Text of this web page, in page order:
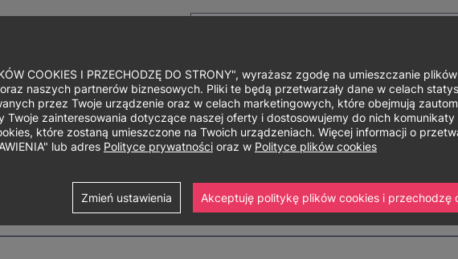
Główne
menu
O uniwersytecie Studia i szkolenia Nauka i
COOKIES I PRZECHODZĘ DO STRONY", wyrażasz zgodę na umieszczanie
naszych partnerów biznesowych. Pliki te będą przetwarzały dane w celach
przez Twoje urządzenie oraz w celach marketingowych, które obejmują
Twoje zainteresowania dotyczące naszej oferty i dostosowujemy do nich
które zostaną umieszczone na Twoich urządzeniach. Więcej informacji o
lub adres Polityce prywatności oraz w Polityce plików cookies
Zmień ustawienia Akceptuję politykę plików cookies i przechodzę